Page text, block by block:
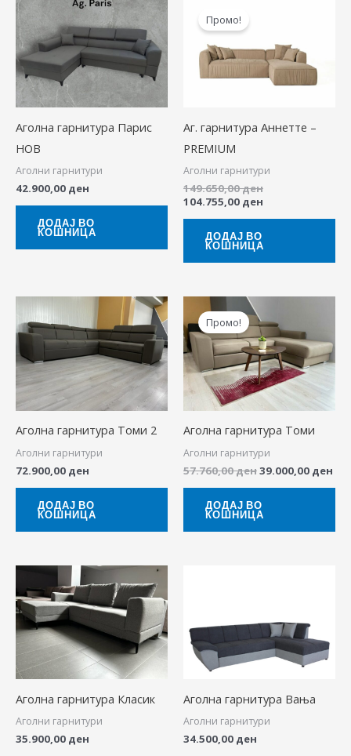
Аголна гарнитура Парис
НОВ
Аголни гарнитури
42.900,00 ден
ДОДАЈ ВО
КОШНИЦА
Промо!
Аг. гарнитура Аннетте –
PREMIUM
Аголни гарнитури
149.650,00ден
104.755,00 ден
ДОДАЈ ВО
КОШНИЦА
Аголна гарнитура Томи 2
Аголни гарнитури
72.900,00 ден
ДОДАЈ ВО
КОШНИЦА
Промо!
Аголна гарнитура Томи
Аголни гарнитури
57.760,00ден
price
was:
57.760,00 ден.
39.000,00 ден
ДОДАЈ ВО
КОШНИЦА
Аголна гарнитура Класик
Аголни гарнитури
35.900,00 ден
Аголна гарнитура Вања
Аголни гарнитури
34.500,00 ден